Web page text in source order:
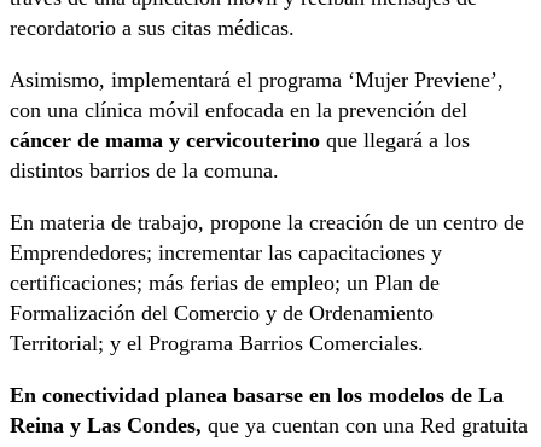
recordatorio a sus citas médicas.
Asimismo, implementará el programa ‘Mujer Previene’,
con una clínica móvil enfocada en la prevención del
cáncer de mama y cervicouterino que llegará a los
distintos barrios de la comuna.
En materia de trabajo, propone la creación de un centro de
Emprendedores; incrementar las capacitaciones y
certificaciones; más ferias de empleo; un Plan de
Formalización del Comercio y de Ordenamiento
Territorial; y el Programa Barrios Comerciales.
En conectividad planea basarse en los modelos de La
Reina y Las Condes, que ya cuentan con una Red gratuita